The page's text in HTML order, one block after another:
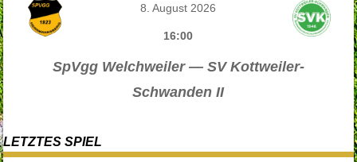
8. August 2026
16:00
SpVgg Welchweiler — SV Kottweiler-
Schwanden II
LETZTES SPIEL